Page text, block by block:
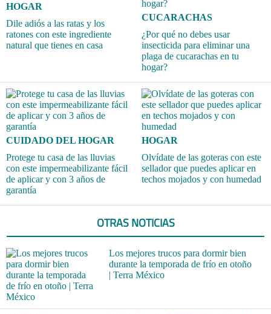
HOGAR
Dile adiós a las ratas y los
ratones con este ingrediente
natural que tienes en casa
CUCARACHAS
¿Por qué no debes usar
insecticida para eliminar una
plaga de cucarachas en tu
hogar?
CUIDADO DEL HOGAR
Protege tu casa de las lluvias
con este impermeabilizante fácil
de aplicar y con 3 años de
garantía
HOGAR
Olvídate de las goteras con este
sellador que puedes aplicar en
techos mojados y con humedad
OTRAS NOTICIAS
Los mejores trucos para dormir bien
durante la temporada de frío en otoño
| Terra México